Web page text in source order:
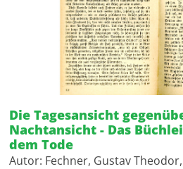
Die Tagesansicht
Nachtansicht - Das
dem Tode
Autor: Fechner, Gustav